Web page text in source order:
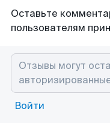
Оставьте
пользователям
Войти